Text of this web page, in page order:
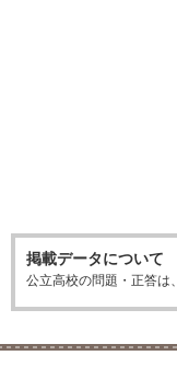
掲載データについて
公立高校の問題・正答は